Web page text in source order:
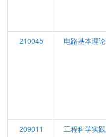
210045
电路基本理论
209011
工程科学实践